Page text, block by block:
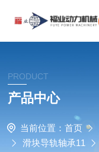
PRODUCT
产品中心
当前位置： 首页
滑块导轨轴承11